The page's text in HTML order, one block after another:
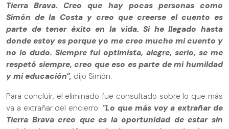
Tierra Brava. Creo que hay pocas personas como
Símón de la Costa y creo que creerse el cuento es
parte de tener éxito en la vida. Si he llegado hasta
donde estoy es porque yo me creo mucho mi cuento y
no lo dudo. Siempre fui optimista, alegre, serio, se me
respetó siempre, creo que eso es parte de mi humildad
y mi educación", dijo Simón.
Para concluir, el eliminado fue consultado sobre lo que más
va a extrañar del encierro: "Lo que más voy a extrañar de
Tierra Brava creo que es la oportunidad de estar sin